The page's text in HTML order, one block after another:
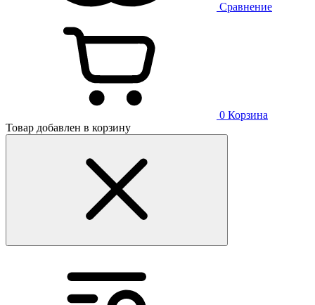
Сравнение
0 Корзина
Товар добавлен в корзину